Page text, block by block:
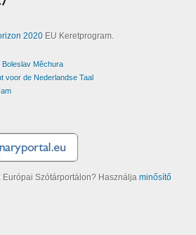
2020 EU Keretprogram.
Boleslav Měchura
voor de Nederlandse Taal
Európai Szótárportálon? Használja minősítő